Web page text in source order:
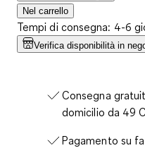
Nel carrello
Tempi di consegna: 4-6
Verifica disponibilità in
Consegna
domicilio da 49
Pagamento su